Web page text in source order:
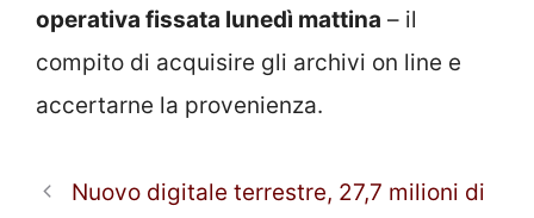
operativa fissata lunedì mattina – il
compito di acquisire gli archivi on line e
accertarne la provenienza.
Nuovo digitale terrestre, 27,7 milioni di